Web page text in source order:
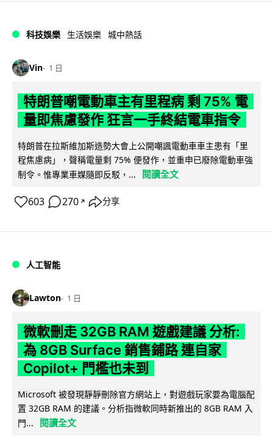
科技娛樂 生活娛樂 城中熱話
Vin 1 日
特朗普嘲電動車主有里程病 剩 75% 電
量即焦慮發作 狂言一手終結電車指令
特朗普在拉斯維加斯造勢大會上公開嘲諷電動車車主患有「里
程焦慮病」，聲稱電量剩 75% 便發作，並重申已廢除電動車強
制令。惟專業車媒隨即反駁，...
閱讀全文
603 270 ↗ 分享
人工智能
Lawton 1 日
微軟刪走 32GB RAM 遊戲建議 分析:
為 8GB Surface 銷售鋪路 連自家
Copilot+ 門檻也未到
Microsoft 被發現靜靜刪除官方網站上，對遊戲玩家要為電腦配
置 32GB RAM 的建議。分析指微軟同時新推出的 8GB RAM 入
門...
閱讀全文